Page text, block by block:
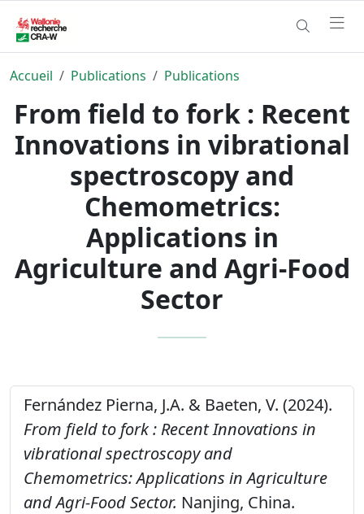
Accueil Publications Publications
From field to fork : Recent
Innovations in vibrational
spectroscopy and
Chemometrics:
Applications in
Agriculture and Agri-Food
Sector
Fernández Pierna, J.A. & Baeten, V. (2024).
From field to fork : Recent Innovations in
vibrational spectroscopy and
Chemometrics: Applications in Agriculture
and Agri-Food Sector. Nanjing, China.